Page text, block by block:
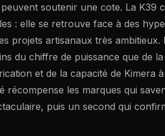
soutenir une cote. La K39
: elle se retrouve face à des
projets artisanaux très
du chiffre de puissance que de
et de la capacité de Kimera
récompense les marques qui
puis un second qui